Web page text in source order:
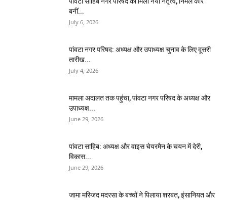
बनीं...
July 6, 2026
पांवटा नगर परिषद: अध्यक्ष और उपाध्यक्ष चुनाव के लिए दूसरी
तारीख...
July 4, 2026
मामला अदालत तक पहुंचा, पांवटा नगर परिषद के अध्यक्ष और
उपाध्यक्ष...
June 29, 2026
पांवटा साहिब: अध्यक्ष और वाइस चेयरमैन के चयन में देरी,
विकास...
June 29, 2026
जामा मस्जिद मदरसा के बच्चों ने पिलाया शरबत, इंसानियत और